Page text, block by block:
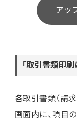
アッ
「取引書類印
各取引書類（請求
画面内に、項目